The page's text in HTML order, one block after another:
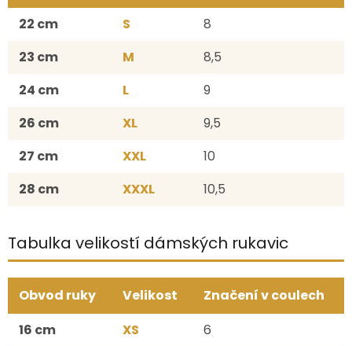
22 cm
S
8
23 cm
M
8,5
24 cm
L
9
26 cm
XL
9,5
27 cm
XXL
10
28 cm
XXXL 10,5
Tabulka velikostí dámských rukavic
Obvod ruky Velikost
Značení v coulech
16 cm
XS
6